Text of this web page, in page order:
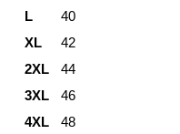
L
40
XL
42
2XL
44
3XL
46
4XL
48